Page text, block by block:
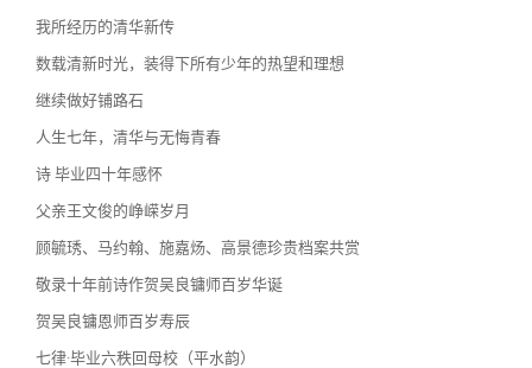
我所经历的清华新传
数载清新时光，装得下所有少年的热望和理想
继续做好铺路石
人生七年，清华与无悔青春
诗 毕业四十年感怀
父亲王文俊的峥嵘岁月
顾毓琇、马约翰、施嘉炀、高景德珍贵档案共赏
敬录十年前诗作贺吴良镛师百岁华诞
贺吴良镛恩师百岁寿辰
七律·毕业六秩回母校（平水韵）